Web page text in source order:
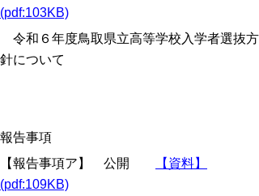
(pdf:103KB)
令和６年度鳥取県立高等学校入学者選抜方
針について
報告事項
【報告事項ア】 公開
【資料】
(pdf:109KB)